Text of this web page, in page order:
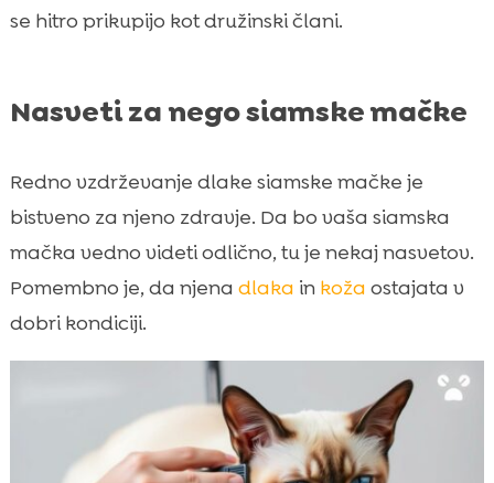
se hitro prikupijo kot družinski člani.
Nasveti za nego siamske mačke
Redno vzdrževanje dlake siamske mačke je
bistveno za njeno zdravje. Da bo vaša siamska
mačka vedno videti odlično, tu je nekaj nasvetov.
Pomembno je, da njena dlaka in koža ostajata v
dobri kondiciji.